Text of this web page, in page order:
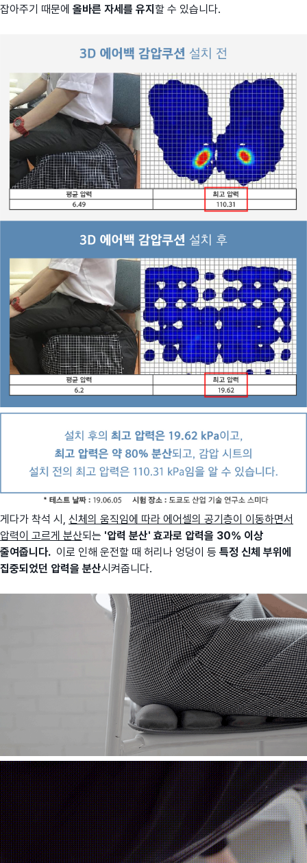
잡아주기 때문에 올바른 자세를 유지 할 수 있습니다.
게다가 착석 시, 신체의 움직임에 따라 에어셀의 공기층이 이동하면서
압력이 고르게 분산되는 '압력 분산' 효과로 압력을 30% 이상
줄여줍니다. 이로 인해 운전할 때 허리나 엉덩이 등 특정 신체 부위에
집중되었던 압력을 분산시켜줍니다.